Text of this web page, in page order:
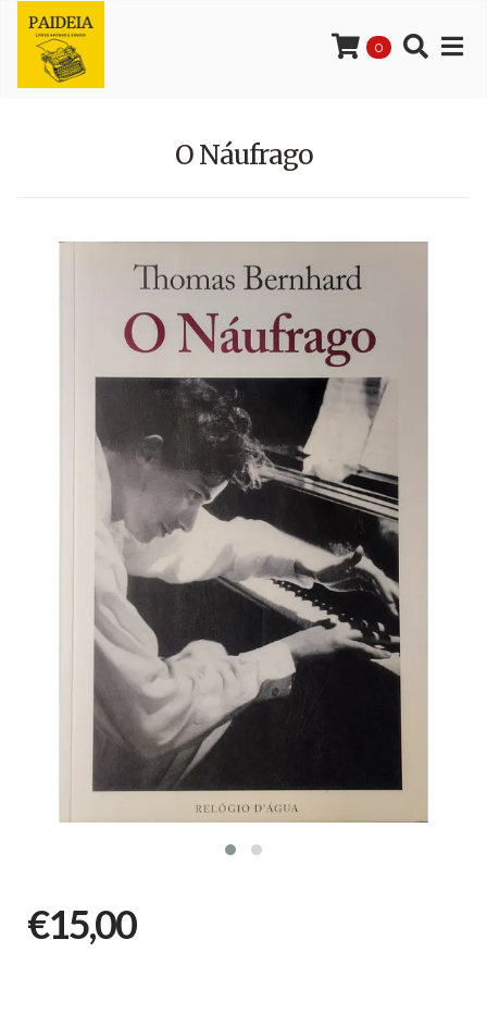
0
O Náufrago
€15,00